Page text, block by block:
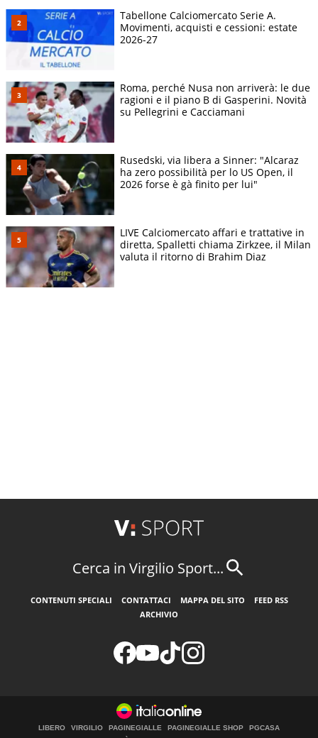
Tabellone Calciomercato Serie A.
Movimenti, acquisti e cessioni: estate
2026-27
Roma, perché Nusa non arriverà: le due
ragioni e il piano B di Gasperini. Novità
su Pellegrini e Cacciamani
Rusedski, via libera a Sinner: "Alcaraz
ha zero possibilità per lo US Open, il
2026 forse è gà finito per lui"
LIVE Calciomercato affari e trattative in
diretta, Spalletti chiama Zirkzee, il Milan
valuta il ritorno di Brahim Diaz
Cerca in Virgilio Sport...
CONTENUTI SPECIALI CONTATTACI MAPPA DEL SITO
FEED RSS
ARCHIVIO
LIBERO VIRGILIO PAGINEGIALLE PAGINEGIALLE SHOP
PGCASA